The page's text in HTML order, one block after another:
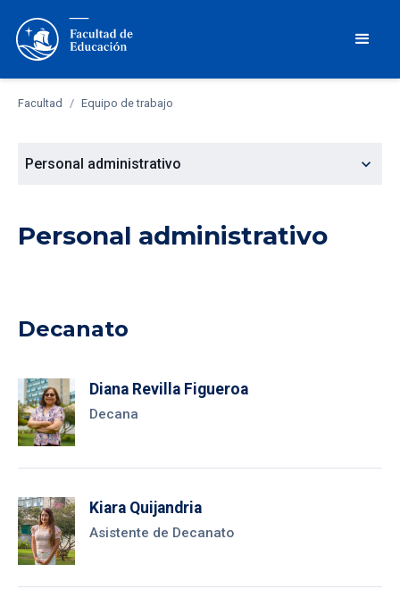
Facultad / Equipo de trabajo
Personal administrativo expand_more
Personal administrativo
Decanato
Diana Revilla Figueroa
Decana
Kiara Quijandria
Asistente de Decanato